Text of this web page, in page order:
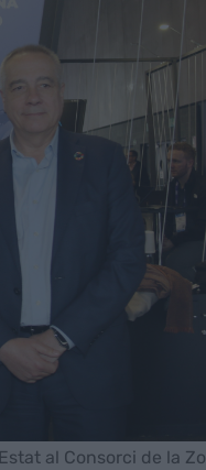
al Consorci de la